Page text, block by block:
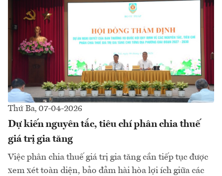
Thứ Ba, 07-04-2026
Dự kiến nguyên tắc, tiêu chí phân chia thuế
giá trị gia tăng
Việc phân chia thuế giá trị gia tăng cần tiếp tục được
xem xét toàn diện, bảo đảm hài hòa lợi ích giữa các